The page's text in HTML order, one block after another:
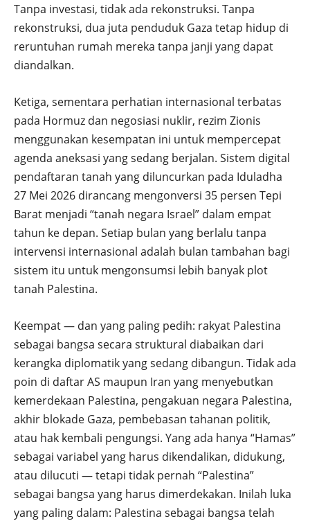
Tanpa investasi, tidak ada rekonstruksi. Tanpa
rekonstruksi, dua juta penduduk Gaza tetap hidup di
reruntuhan rumah mereka tanpa janji yang dapat
diandalkan.
Ketiga, sementara perhatian internasional terbatas
pada Hormuz dan negosiasi nuklir, rezim Zionis
menggunakan kesempatan ini untuk mempercepat
agenda aneksasi yang sedang berjalan. Sistem digital
pendaftaran tanah yang diluncurkan pada Iduladha
27 Mei 2026 dirancang mengonversi 35 persen Tepi
Barat menjadi “tanah negara Israel” dalam empat
tahun ke depan. Setiap bulan yang berlalu tanpa
intervensi internasional adalah bulan tambahan bagi
sistem itu untuk mengonsumsi lebih banyak plot
tanah Palestina.
Keempat — dan yang paling pedih: rakyat Palestina
sebagai bangsa secara struktural diabaikan dari
kerangka diplomatik yang sedang dibangun. Tidak ada
poin di daftar AS maupun Iran yang menyebutkan
kemerdekaan Palestina, pengakuan negara Palestina,
akhir blokade Gaza, pembebasan tahanan politik,
atau hak kembali pengungsi. Yang ada hanya “Hamas”
sebagai variabel yang harus dikendalikan, didukung,
atau dilucuti — tetapi tidak pernah “Palestina”
sebagai bangsa yang harus dimerdekakan. Inilah luka
yang paling dalam: Palestina sebagai bangsa telah